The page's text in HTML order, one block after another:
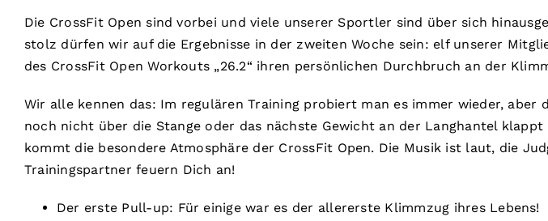
Die CrossFit Open sind vorbei und viele unserer Sportler sind über sich
stolz dürfen wir auf die Ergebnisse in der zweiten Woche sein: elf unserer
des CrossFit Open Workouts „26.2“ ihren persönlichen Durchbruch an der
Wir alle kennen das: Im regulären Training probiert man es immer wieder, aber
noch nicht über die Stange oder das nächste Gewicht an der Langhantel
kommt die besondere Atmosphäre der CrossFit Open. Die Musik ist laut, die
Trainingspartner feuern Dich an!
Der erste Pull-up: Für einige war es der allererste Klimmzug ihres Lebens!